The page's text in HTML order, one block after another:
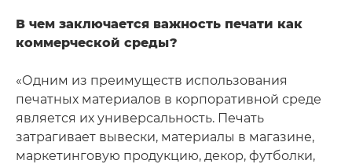
В чем заключается важность печати как
коммерческой среды?
«Одним из преимуществ использования
печатных материалов в корпоративной среде
является их универсальность. Печать
затрагивает вывески, материалы в магазине,
маркетинговую продукцию, декор, футболки,